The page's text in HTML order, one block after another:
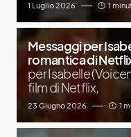
1 Luglio 2026 1
Messaggi per
romantica di
per Isabelle
film di Netflix,
23 Giugno 2026 1